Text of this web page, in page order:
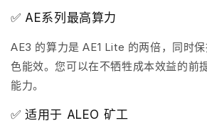
✅ AE系列最高算力
AE3 的算力是 AE1 Lite 的两倍，同时
色能效。您可以在不牺牲成本效益的前
能力。
✅ 适用于 ALEO 矿工